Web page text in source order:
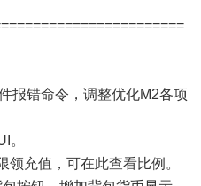
报错命令，调整优化M2各项
。
充值，可在此查看比例。